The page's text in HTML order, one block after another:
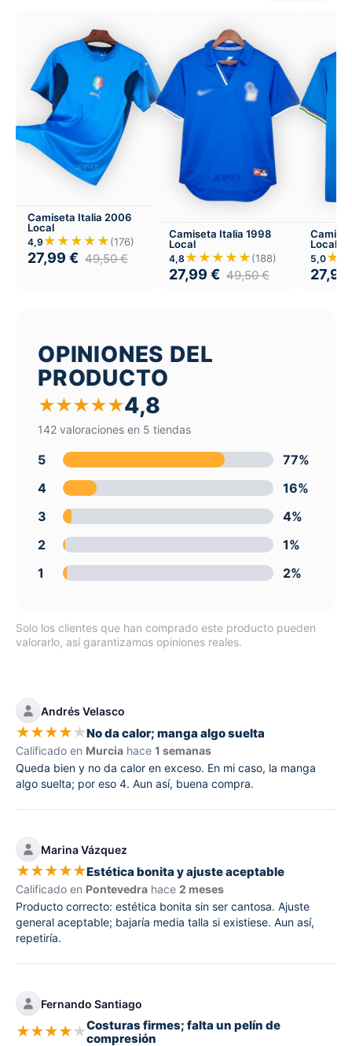
Camiseta Italia 2006
Local
4,9 ★★★★★(176)
27,99 € 49,50€
Camiseta Italia 1998
Local
4,8 ★★★★★(188)
27,99 € 49,50€
Local
5,0
27,99
OPINIONES DEL
PRODUCTO
★★★★★4,8
142 valoraciones en 5 tiendas
5
77%
4
16%
3
4%
2
1%
1
2%
Solo los clientes que han comprado este producto pueden
valorarlo, así garantizamos opiniones reales.
Andrés Velasco
★★★★★No da calor; manga algo suelta
Calificado en Murcia hace 1 semanas
Queda bien y no da calor en exceso. En mi caso, la manga
algo suelta; por eso 4. Aun así, buena compra.
Marina Vázquez
★★★★★Estética bonita y ajuste aceptable
Calificado en Pontevedra hace 2 meses
Producto correcto: estética bonita sin ser cantosa. Ajuste
general aceptable; bajaría media talla si existiese. Aun así,
repetiría.
Fernando Santiago
★★★★★Costuras firmes; falta un pelín de
compresión